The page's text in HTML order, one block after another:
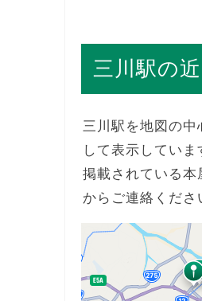
三川駅の
三川駅を地図の
して表示していま
掲載されている本
からご連絡くださ